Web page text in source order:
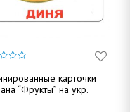
карточки
“Фрукты” на укр.